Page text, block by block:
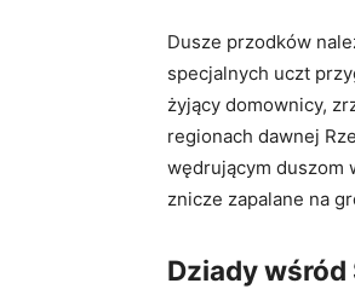
Dusze przodków
specjalnych uczt
żyjący domownicy,
regionach dawnej
wędrującym duszom
znicze zapalane na
Dziady wśród